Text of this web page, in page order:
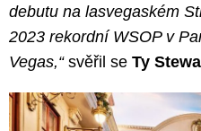
debutu na lasvegaském
2023 rekordní WSOP v
Vegas,“svěřil se Ty